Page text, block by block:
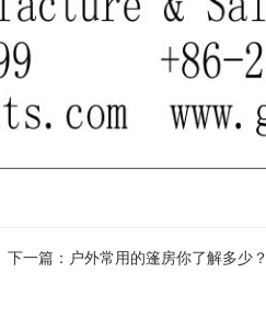
下一篇：户外常用的篷房你了解多少？